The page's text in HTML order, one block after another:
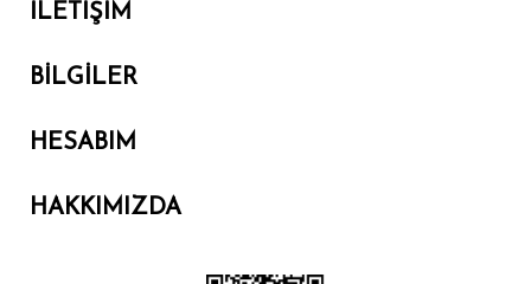
İLETIŞIM
BILGILER
HESABIM
HAKKIMIZDA